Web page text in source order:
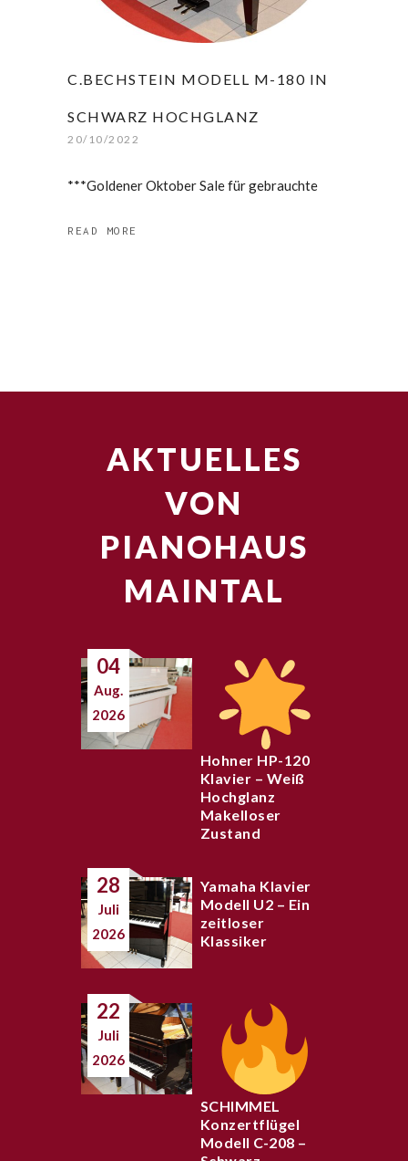
C.BECHSTEIN MODELL M-180 IN
SCHWARZ HOCHGLANZ
20/10/2022
***Goldener Oktober Sale für gebrauchte
READ MORE
AKTUELLES
VON
PIANOHAUS
MAINTAL
04
Aug.
2026
Hohner HP-120
Klavier – Weiß
Hochglanz
Makelloser
Zustand
28
Juli
2026
Yamaha Klavier
Modell U2 – Ein
zeitloser
Klassiker
22
Juli
2026
SCHIMMEL
Konzertflügel
Modell C-208 –